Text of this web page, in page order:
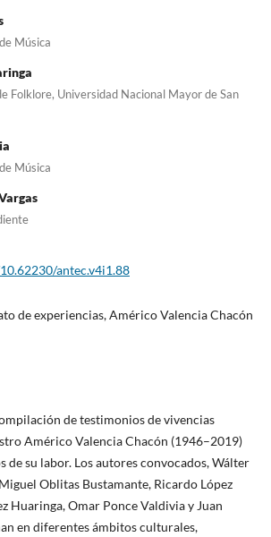
Música
Folklore, Universidad Nacional Mayor de San
Música
antec.v4i1.88
de experiencias, Américo Valencia Chacón
de testimonios de vivencias
Américo Valencia Chacón (1946–2019)
de su labor. Los autores convocados, Wálter
Oblitas Bustamante, Ricardo López
Huaringa, Omar Ponce Valdivia y Juan
en diferentes ámbitos culturales,